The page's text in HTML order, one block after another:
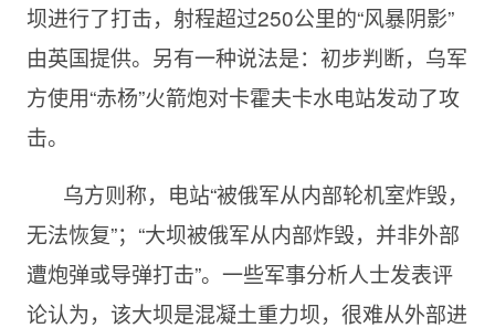
坝进行了打击，射程超过250公里的“风暴阴影”
由英国提供。另有一种说法是：初步判断，乌军
方使用“赤杨”火箭炮对卡霍夫卡水电站发动了攻
击。
乌方则称，电站“被俄军从内部轮机室炸毁，
无法恢复”；“大坝被俄军从内部炸毁，并非外部
遭炮弹或导弹打击”。一些军事分析人士发表评
论认为，该大坝是混凝土重力坝，很难从外部进